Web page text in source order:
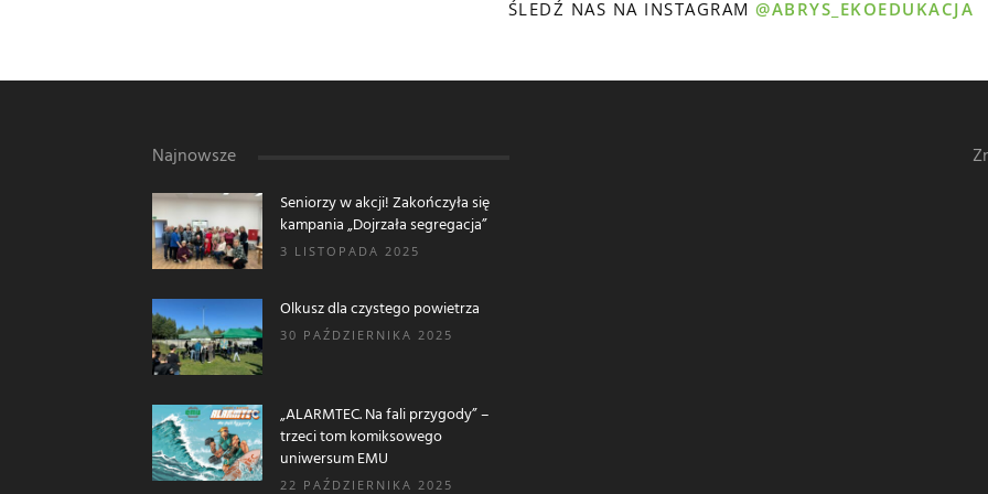
ŚLEDŹ NAS NA INSTAGRAM@ABRYS_EKOEDUKACJA
Najnowsze
Seniorzy w akcji! Zakończyła się
kampania „Dojrzała segregacja”
3 LISTOPADA 2025
Olkusz dla czystego powietrza
30 PAŹDZIERNIKA 2025
„ALARMTEC. Na fali przygody” –
trzeci tom komiksowego
uniwersum EMU
22 PAŹDZIERNIKA 2025